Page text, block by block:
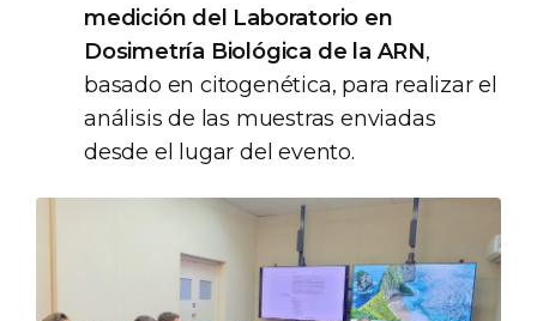
medición del Laboratorio en
Dosimetría Biológica de la ARN,
basado en citogenética, para realizar el
análisis de las muestras enviadas
desde el lugar del evento.